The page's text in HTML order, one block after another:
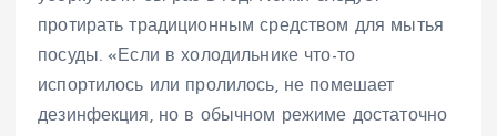
протирать традиционным средством для мытья
посуды. «Если в холодильнике что-то
испортилось или пролилось, не помешает
дезинфекция, но в обычном режиме достаточно